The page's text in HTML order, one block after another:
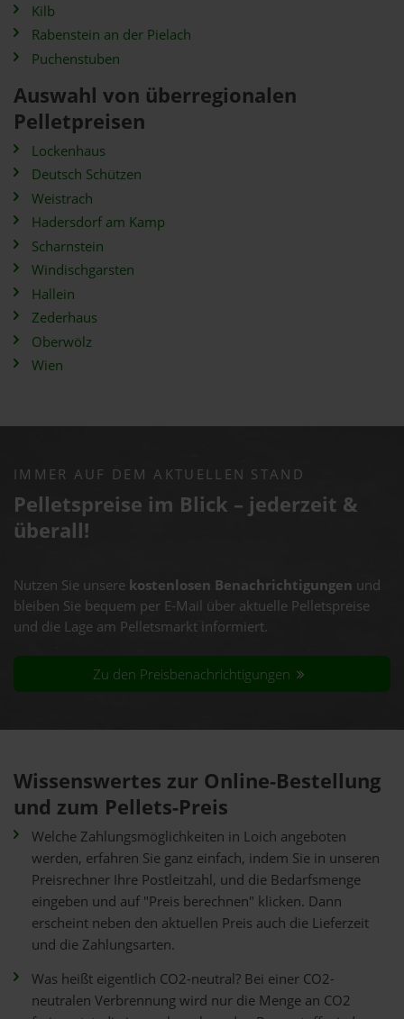
Kilb
Rabenstein an der Pielach
Puchenstuben
Auswahl von überregionalen
Pelletpreisen
Lockenhaus
Deutsch Schützen
Weistrach
Hadersdorf am Kamp
Scharnstein
Windischgarsten
Hallein
Zederhaus
Oberwölz
Wien
IMMER AUF DEM AKTUELLEN STAND
Pelletspreise im Blick – jederzeit &
überall!
Nutzen Sie unsere kostenlosen Benachrichtigungen und
bleiben Sie bequem per E-Mail über aktuelle Pelletspreise
und die Lage am Pelletsmarkt informiert.
Zu den Preisbenachrichtigungen
Wissenswertes zur Online-Bestellung
und zum Pellets-Preis
Welche Zahlungsmöglichkeiten in Loich angeboten
werden, erfahren Sie ganz einfach, indem Sie in unseren
Preisrechner Ihre Postleitzahl, und die Bedarfsmenge
eingeben und auf "Preis berechnen" klicken. Dann
erscheint neben den aktuellen Preis auch die Lieferzeit
und die Zahlungsarten.
Was heißt eigentlich CO2-neutral? Bei einer CO2-
neutralen Verbrennung wird nur die Menge an CO2